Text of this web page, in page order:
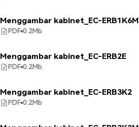
Menggambar kabinet_EC-ERB1K6M
PDF 0.2Mb
Menggambar kabinet_EC-ERB2E
PDF 0.2Mb
Menggambar kabinet_EC-ERB3K2
PDF 0.2Mb